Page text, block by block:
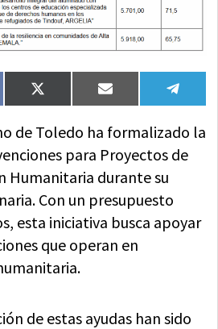
Compartir
en
X
(Twitter)
Compartir
en
Email
en
de Toledo ha formalizado la
para Proyectos de
Humanitaria durante su
Con un presupuesto
esta iniciativa busca apoyar
que operan en
de estas ayudas han sido